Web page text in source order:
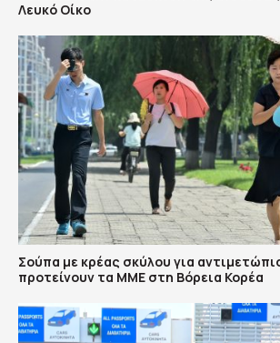
Λευκό Οίκο
Σούπα με κρέας σκύλου για
προτείνουν τα ΜΜΕ στη Βόρεια Κορέα